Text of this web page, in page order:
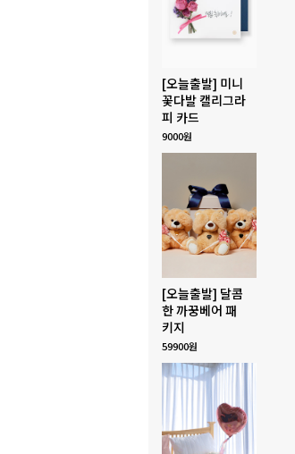
[오늘출발] 미니
꽃다발 캘리그라
피 카드
9000원
[오늘출발] 달콤
한 까꿍베어 패
키지
59900원